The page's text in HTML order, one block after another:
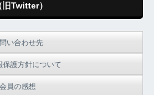
旧Twitter）
い合わせ先
保護方針について
会員の感想